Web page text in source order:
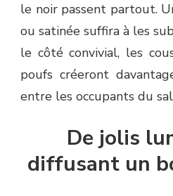
le noir passent partout.
ou satinée suffira à les
le côté convivial, les
poufs créeront
entre les occupants du
De jolis
diffusant un